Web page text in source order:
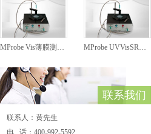
MProbe Vis薄膜测厚仪 MProbe UVVisSR薄膜测厚仪
联系我们
联系人：黄先生
电 话：400-992-5592